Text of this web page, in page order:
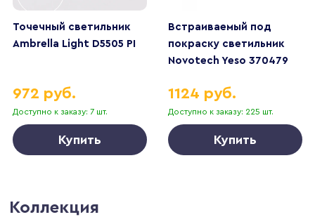
Точечный светильник
Ambrella Light D5505 PI
Доступно к заказу: 7 шт.
972 руб.
Купить
Встраиваемый под
покраску светильник
Novotech Yeso 370479
Доступно к заказу: 225 шт.
1124 руб.
Купить
Коллекция